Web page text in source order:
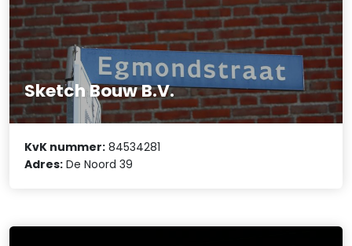
Sketch Bouw B.V.
KvK nummer: 84534281
Adres: De Noord 39